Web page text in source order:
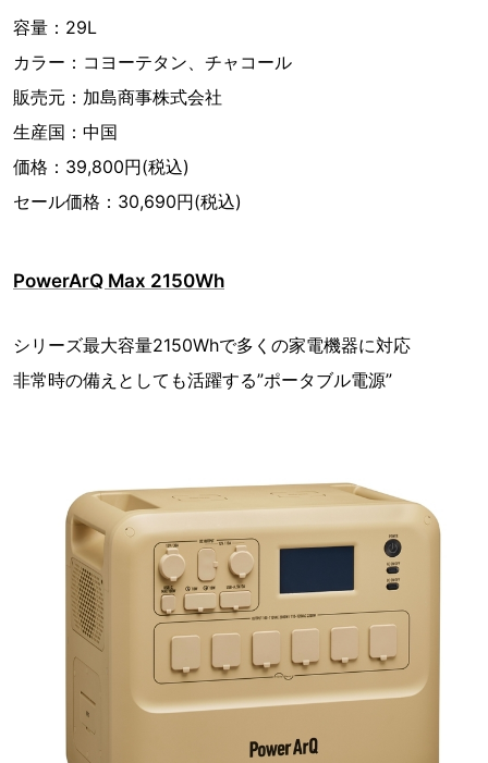
容量：29L
カラー：コヨーテタン、チャコール
販売元：加島商事株式会社
生産国：中国
価格：39,800円(税込)
セール価格：30,690円(税込)
PowerArQ Max 2150Wh
シリーズ最大容量2150Whで多くの家電機器に対応
非常時の備えとしても活躍する”ポータブル電源”